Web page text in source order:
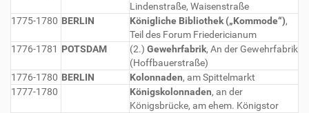
Lindenstraße, Waisenstraße
1775-1780 BERLIN Königliche Bibliothek („Kommode“),
Teil des Forum Friedericianum
1776-1781 POTSDAM (2.) Gewehrfabrik, An der Gewehrfabrik
(Hoffbauerstraße)
1776-1780 BERLIN Kolonnaden, am Spittelmarkt
1777-1780
Königskolonnaden, an der
Königsbrücke, am ehem. Königstor